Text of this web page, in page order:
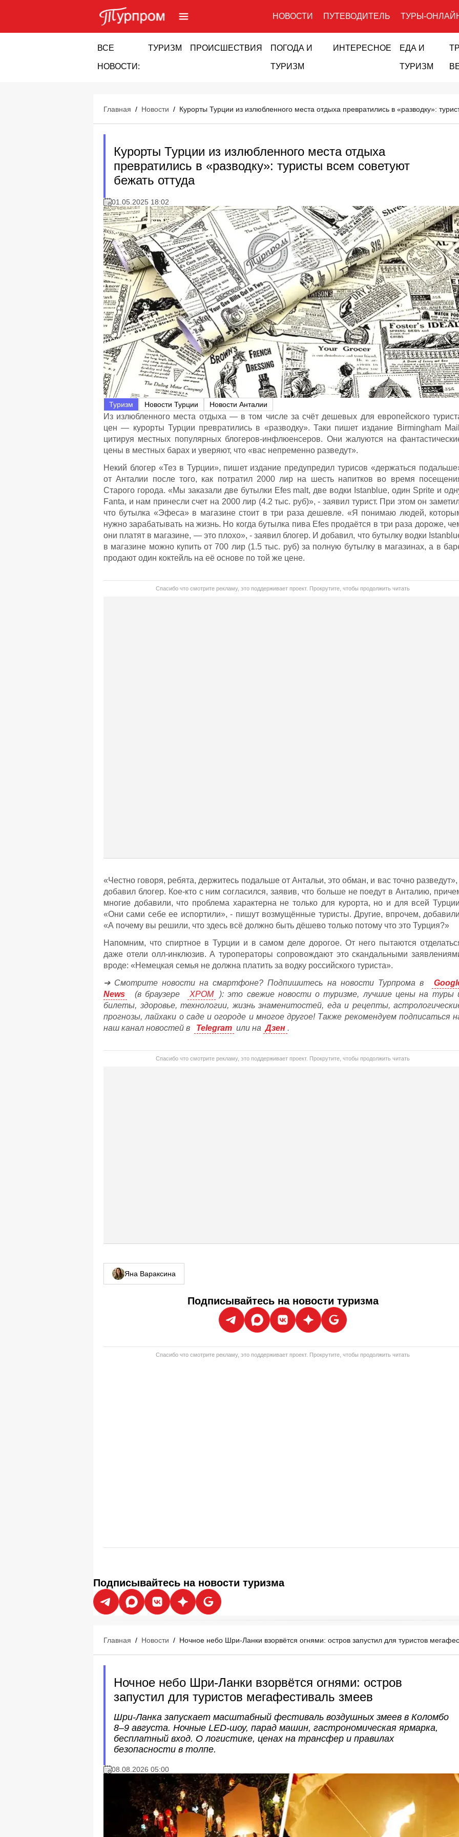
НОВОСТИ ПУТЕВОДИТЕЛЬ ТУРЫ-
ВСЕ
НОВОСТИ:
ТУРИЗМ ПРОИСШЕСТВИЯ ПОГОДА И
ТУРИЗМ
ИНТЕРЕСНОЕ ЕДА И
ТУРИЗМ
Главная / Новости / Курорты Турции из излюбленного места отдыха превратились в «разводку»:
Курорты Турции из излюбленного места отдыха
превратились в «разводку»: туристы всем советуют
бежать оттуда
01.05.2025 18:02
Туризм Новости Турции Новости Анталии
Из излюбленного места отдыха — в том числе за счёт дешевых для европейского
цен — курорты Турции превратились в «разводку». Таки пишет издание Birmingham
цитируя местных популярных блогеров-инфлюенсеров. Они жалуются на
цены в местных барах и уверяют, что «вас непременно разведут».
Некий блогер «Тез в Турции», пишет издание предупредил турисов «держаться
от Анталии после того, как потратил 2000 лир на шесть напитков во время
Старого города. «Мы заказали две бутылки Efes malt, две водки Istanblue, один Sprite и
Fanta, и нам принесли счет на 2000 лир (4.2 тыс. руб)», - заявил турист. При этом он
что бутылка «Эфеса» в магазине стоит в три раза дешевле. «Я понимаю людей,
нужно зарабатывать на жизнь. Но когда бутылка пива Efes продаётся в три раза дороже,
они платят в магазине, — это плохо», - заявил блогер. И добавил, что бутылку водки
в магазине можно купить от 700 лир (1.5 тыс. руб) за полную бутылку в магазинах, а в
продают один коктейль на её основе по той же цене.
Спасибо что смотрите рекламу, это поддерживает проект. Прокрутите, чтобы продолжить читать
«Честно говоря, ребята, держитесь подальше от Антальи, это обман, и вас точно разведут»,
добавил блогер. Кое-кто с ним согласился, заявив, что больше не поедут в Анталию,
многие добавили, что проблема характерна не только для курорта, но и для всей
«Они сами себе ее испортили», - пишут возмущённые туристы. Другие, впрочем,
«А почему вы решили, что здесь всё должно быть дёшево только потому что это Турция?»
Напомним, что спиртное в Турции и в самом деле дорогое. От него пытаются
даже отели олл-инклюзив. А туроператоры сопровождают это скандальными
вроде: «Немецкая семья не должна платить за водку российского туриста».
➔ Смотрите новости на смартфоне? Подпишитесь на новости Турпрома в
News
(в браузере ХРОМ
): это свежие новости о туризме, лучшие цены на туры
билеты, здоровье, технологии, жизнь знаменитостей, еда и рецепты,
прогнозы, лайхаки о саде и огороде и многое другое! Также рекомендуем подписаться
наш канал новостей в
Telegram или на Дзен .
Спасибо что смотрите рекламу, это поддерживает проект. Прокрутите, чтобы продолжить читать
Яна Вараксина
Подписывайтесь на новости туризма
Спасибо что смотрите рекламу, это поддерживает проект. Прокрутите, чтобы продолжить читать
Подписывайтесь на новости туризма
Главная / Новости / Ночное небо Шри-Ланки взорвётся огнями: остров запустил для туристов
Ночное небо Шри-Ланки взорвётся огнями: остров
запустил для туристов мегафестиваль змеев
Шри-Ланка запускает масштабный фестиваль воздушных змеев в Коломбо
8–9 августа. Ночные LED-шоу, парад машин, гастрономическая ярмарка,
бесплатный вход. О логистике, ценах на трансфер и правилах
безопасности в толпе.
08.08.2026 05:00